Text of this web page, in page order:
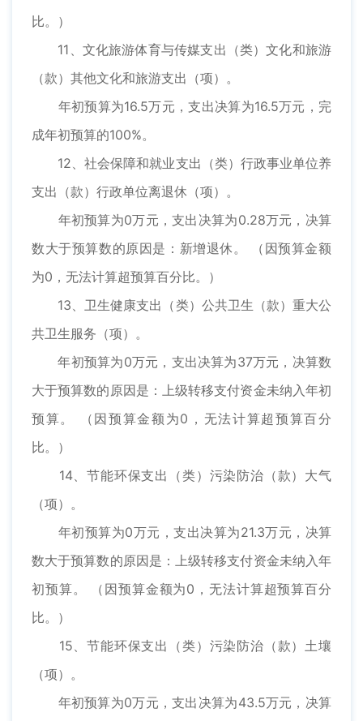
比。）
11、文化旅游体育与传媒支出（类）文化和旅游
（款）其他文化和旅游支出（项）。
年初预算为16.5万元，支出决算为16.5万元，完
成年初预算的100%。
12、社会保障和就业支出（类）行政事业单位养
支出（款）行政单位离退休（项）。
年初预算为0万元，支出决算为0.28万元，决算
数大于预算数的原因是：新增退休。 （因预算金额
为0，无法计算超预算百分比。）
13、卫生健康支出（类）公共卫生（款）重大公
共卫生服务（项）。
年初预算为0万元，支出决算为37万元，决算数
大于预算数的原因是：上级转移支付资金未纳入年初
预算。 （因预算金额为0，无法计算超预算百分
比。）
14、节能环保支出（类）污染防治（款）大气
（项）。
年初预算为0万元，支出决算为21.3万元，决算
数大于预算数的原因是：上级转移支付资金未纳入年
初预算。 （因预算金额为0，无法计算超预算百分
比。）
15、节能环保支出（类）污染防治（款）土壤
（项）。
年初预算为0万元，支出决算为43.5万元，决算